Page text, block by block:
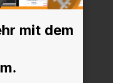
Mining-
mit dem